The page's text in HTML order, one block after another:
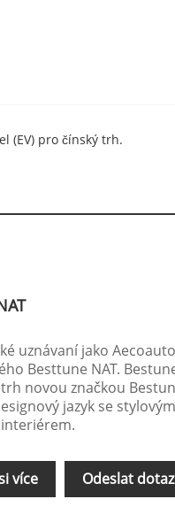
(EV) pro čínský trh.
uznávaní jako
Besttune NAT.
novou značkou
jazyk se
více Odeslat dotaz